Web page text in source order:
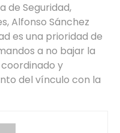
de Seguridad,
Alfonso Sánchez
es una prioridad de
a no bajar la
y
del vínculo con la